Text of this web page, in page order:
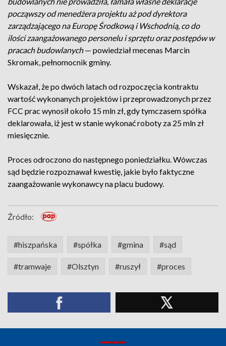
począwszy od menedżera projektu aż pod dyrektora
zarządzającego na Europę Środkową i Wschodnią, co do
ilości zaangażowanego personelu i sprzętu oraz postępów w
pracach budowlanych— powiedział mecenas Marcin
Skromak, pełnomocnik gminy.
Wskazał, że po dwóch latach od rozpoczęcia kontraktu
wartość wykonanych projektów i przeprowadzonych przez
FCC prac wynosił około 15 mln zł, gdy tymczasem spółka
deklarowała, iż jest w stanie wykonać roboty za 25 mln zł
miesięcznie.
Proces odroczono do następnego poniedziałku. Wówczas
sąd będzie rozpoznawał kwestię, jakie było faktyczne
zaangażowanie wykonawcy na placu budowy.
Źródło:
#hiszpańska #spółka #gmina #sąd
#tramwaje #Olsztyn #ruszył #proces